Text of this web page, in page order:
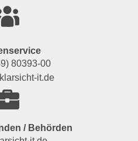
80393-00
it.de
/ Behörden